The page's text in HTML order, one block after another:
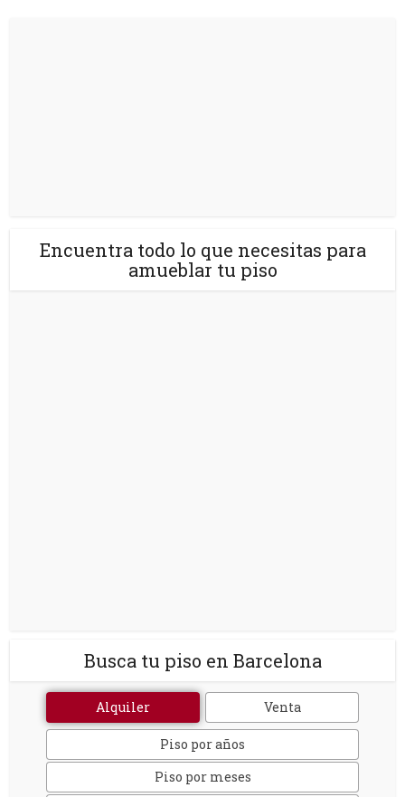
Encuentra todo lo que necesitas para
amueblar tu piso
Busca tu piso en Barcelona
Alquiler Venta
Piso por años
Piso por meses